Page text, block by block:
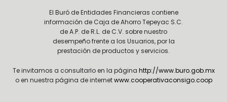
El Buró de Entidades Financieras contiene
información de Caja de Ahorro Tepeyac S.C.
de A.P. de R.L. de C.V. sobre nuestro
desempeño frente a los Usuarios, por la
prestación de productos y servicios.
Te invitamos a consultarlo en la página http://www.buro.gob.mx
o en nuestra página de internetwww.cooperativaconsigo.coop